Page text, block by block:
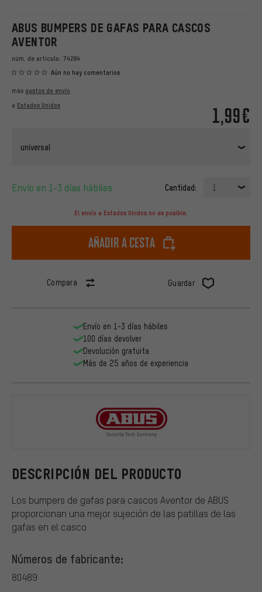
ABUS BUMPERS DE GAFAS PARA CASCOS
AVENTOR
núm. de artículo: 74284
Aún no hay comentarios
1,99€
más gastos de envío
a Estados Unidos
universal
Envío en 1-3 días hábiles Cantidad: 1
El envío a Estados Unidos no es posible.
Añadir a cesta
Compara Guardar
DESCRIPCIÓN DEL PRODUCTO
Los bumpers de gafas para cascos Aventor de ABUS
proporcionan una mejor sujeción de las patillas de las
gafas en el casco
Números de fabricante:
80489
Envío en 1-3 días hábiles
100 días devolver
Devolución gratuita
Más de 25 años de experiencia